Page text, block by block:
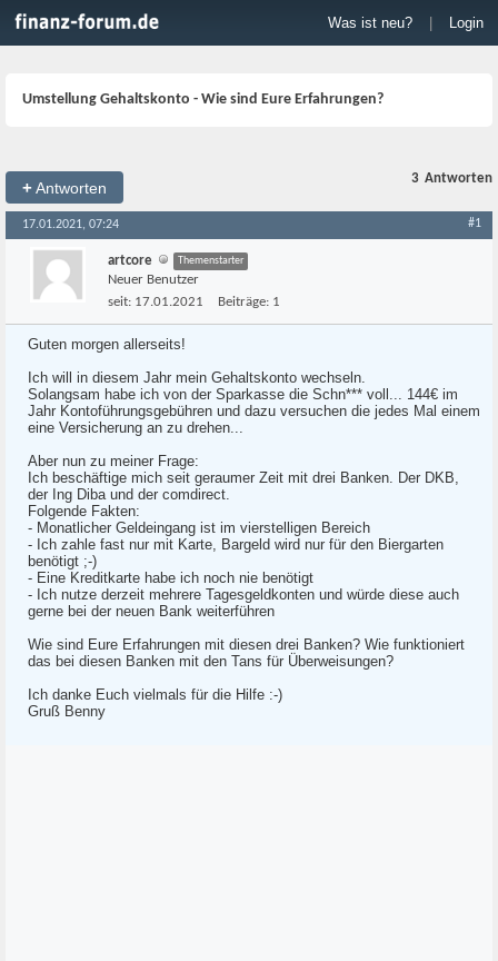
Was ist neu? Login
Umstellung Gehaltskonto - Wie sind Eure Erfahrungen?
+Antworten
3 Antworten
17.01.2021, 07:24 #1
artcore Themenstarter
Neuer Benutzer
seit: 17.01.2021 Beiträge: 1
Guten morgen allerseits!
Ich will in diesem Jahr mein Gehaltskonto wechseln.
Solangsam habe ich von der Sparkasse die Schn*** voll... 144€ im
Jahr Kontoführungsgebühren und dazu versuchen die jedes Mal einem
eine Versicherung an zu drehen...
Aber nun zu meiner Frage:
Ich beschäftige mich seit geraumer Zeit mit drei Banken. Der DKB,
der Ing Diba und der comdirect.
Folgende Fakten:
- Monatlicher Geldeingang ist im vierstelligen Bereich
- Ich zahle fast nur mit Karte, Bargeld wird nur für den Biergarten
benötigt ;-)
- Eine Kreditkarte habe ich noch nie benötigt
- Ich nutze derzeit mehrere Tagesgeldkonten und würde diese auch
gerne bei der neuen Bank weiterführen
Wie sind Eure Erfahrungen mit diesen drei Banken? Wie funktioniert
das bei diesen Banken mit den Tans für Überweisungen?
Ich danke Euch vielmals für die Hilfe :-)
Gruß Benny